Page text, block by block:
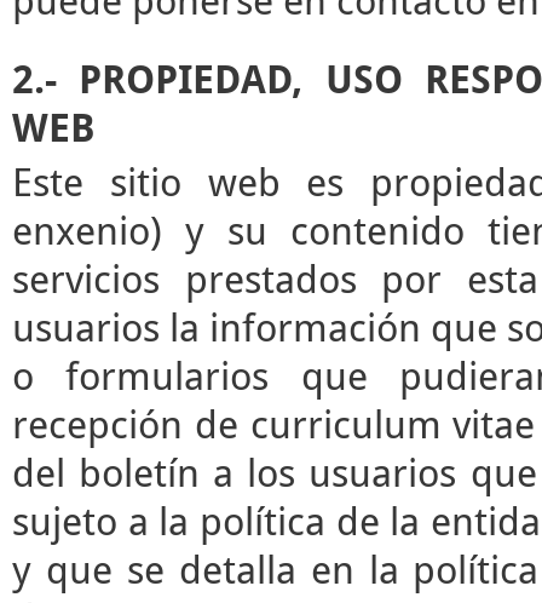
2.- PROPIEDAD, USO
WEB
Este sitio web es
enxenio) y su contenido
servicios prestados por
usuarios la información que
o formularios que
recepción de curriculum
del boletín a los usuarios
sujeto a la política de la
y que se detalla en la